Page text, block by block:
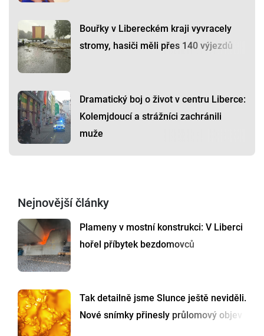
Bouřky v Libereckém kraji vyvracely
stromy, hasiči měli přes 140 výjezdů
Dramatický boj o život v centru Liberce:
Kolemjdoucí a strážníci zachránili
muže
Nejnovější články
Plameny v mostní konstrukci: V Liberci
hořel příbytek bezdomovců
Tak detailně jsme Slunce ještě neviděli.
Nové snímky přinesly průlomový objev